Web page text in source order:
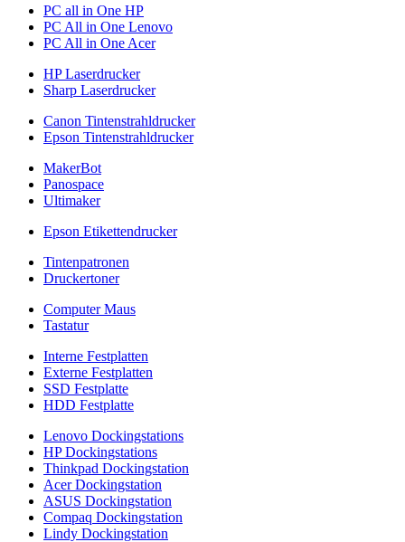
PC all in One HP
PC All in One Lenovo
PC All in One Acer
HP Laserdrucker
Sharp Laserdrucker
Canon Tintenstrahldrucker
Epson Tintenstrahldrucker
MakerBot
Panospace
Ultimaker
Epson Etikettendrucker
Tintenpatronen
Druckertoner
Computer Maus
Tastatur
Interne Festplatten
Externe Festplatten
SSD Festplatte
HDD Festplatte
Lenovo Dockingstations
HP Dockingstations
Thinkpad Dockingstation
Acer Dockingstation
ASUS Dockingstation
Compaq Dockingstation
Lindy Dockingstation